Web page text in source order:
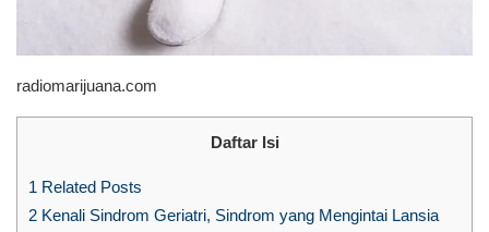
radiomarijuana.com
Daftar Isi
1 Related Posts
2 Kenali Sindrom Geriatri, Sindrom yang Mengintai Lansia